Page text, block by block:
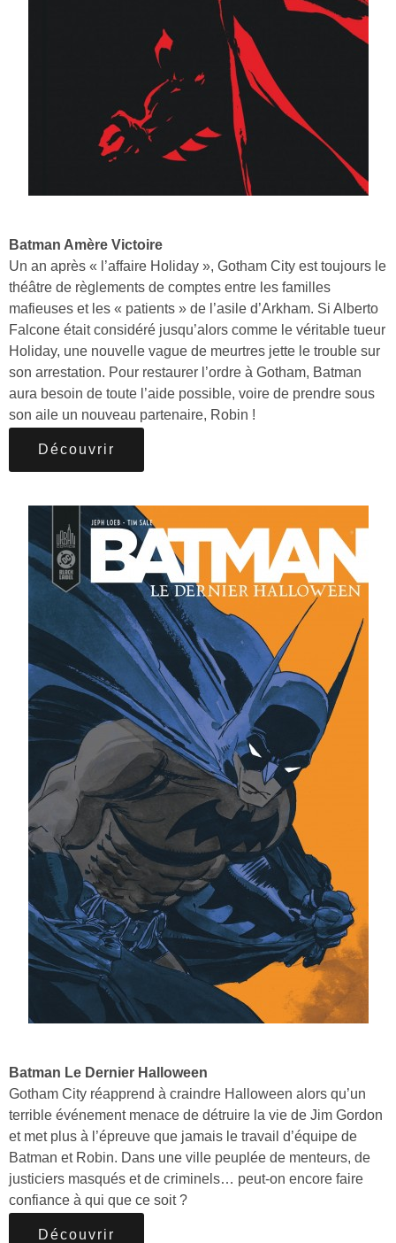
Batman Amère Victoire
Un an après « l’affaire Holiday », Gotham City est toujours le
théâtre de règlements de comptes entre les familles
mafieuses et les « patients » de l’asile d’Arkham. Si Alberto
Falcone était considéré jusqu’alors comme le véritable tueur
Holiday, une nouvelle vague de meurtres jette le trouble sur
son arrestation. Pour restaurer l’ordre à Gotham, Batman
aura besoin de toute l’aide possible, voire de prendre sous
son aile un nouveau partenaire, Robin !
Découvrir
Batman Le Dernier Halloween
Gotham City réapprend à craindre Halloween alors qu’un
terrible événement menace de détruire la vie de Jim Gordon
et met plus à l’épreuve que jamais le travail d’équipe de
Batman et Robin. Dans une ville peuplée de menteurs, de
justiciers masqués et de criminels… peut-on encore faire
confiance à qui que ce soit ?
Découvrir